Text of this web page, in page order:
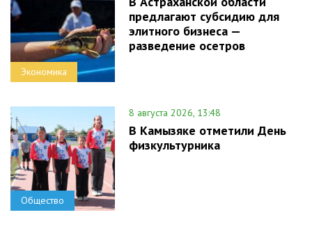
Экономика
предлагают субсидию для
элитного бизнеса —
разведение осетров
Общество
8 августа 2026, 13:48
В Камызяке отметили День
физкультурника